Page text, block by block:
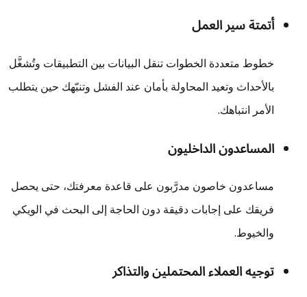
أتمتة سير العمل
خطوط متعددة الخطوات تنقل البيانات بين التطبيقات وتُشغَّل
بالأحداث وتعيد المحاولة بأمان عند الفشل وتنبّهك حين يتطلب
الأمر انتباهك.
المساعدون الداخليون
مساعدون خاصون مدرَّبون على قاعدة معرفتك، حتى يحصل
فريقك على إجابات دقيقة دون الحاجة إلى البحث في الويكي
والخيوط.
توجيه العملاء المحتملين والتذاكر